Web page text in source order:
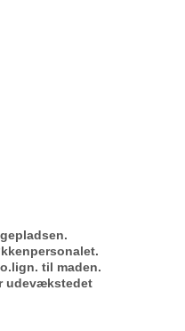
til maden.
udevækstedet